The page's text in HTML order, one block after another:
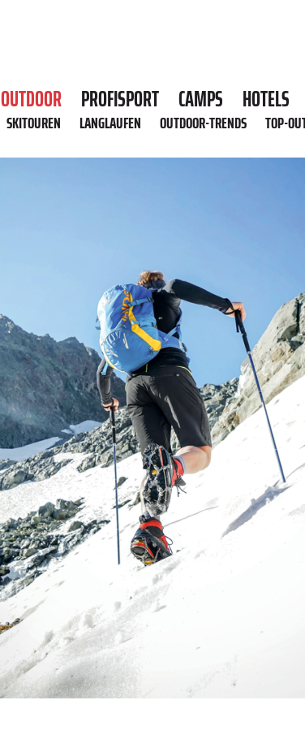
OUTDOOR PROFISPORT CAMPS HOTELS
SKITOUREN LANGLAUFEN OUTDOOR-TRENDS TOP-